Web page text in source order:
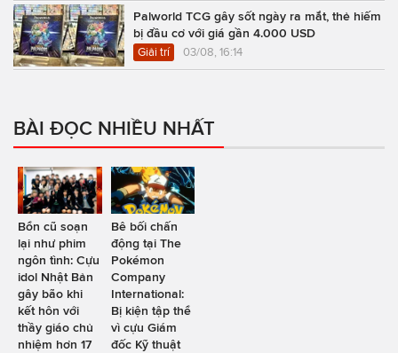
Palworld TCG gây sốt ngày ra mắt, thẻ hiếm
bị đầu cơ với giá gần 4.000 USD
Giải trí 03/08, 16:14
BÀI ĐỌC NHIỀU NHẤT
Bổn cũ soạn
lại như phim
ngôn tình: Cựu
idol Nhật Bản
gây bão khi
kết hôn với
thầy giáo chủ
nhiệm hơn 17
Bê bối chấn
động tại The
Pokémon
Company
International:
Bị kiện tập thể
vì cựu Giám
đốc Kỹ thuật